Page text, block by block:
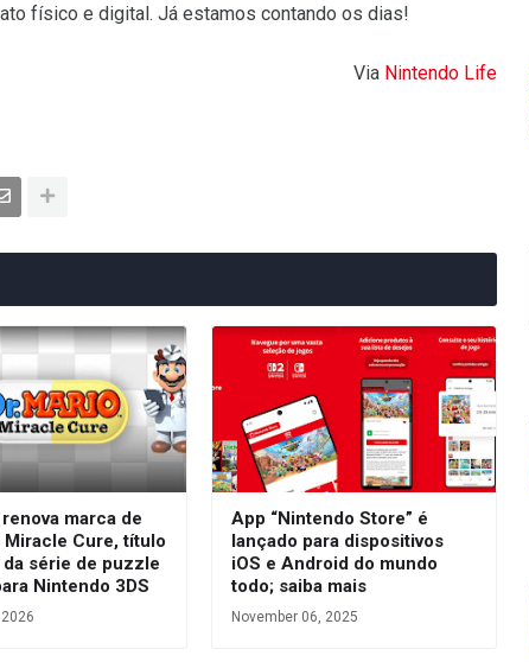
físico e digital. Já estamos contando os dias!
Via Nintendo Life
marca de
Miracle Cure, título
da série de puzzle
Nintendo 3DS
App “Nintendo Store” é
lançado para dispositivos
iOS e Android do mundo
todo; saiba mais
November 06, 2025